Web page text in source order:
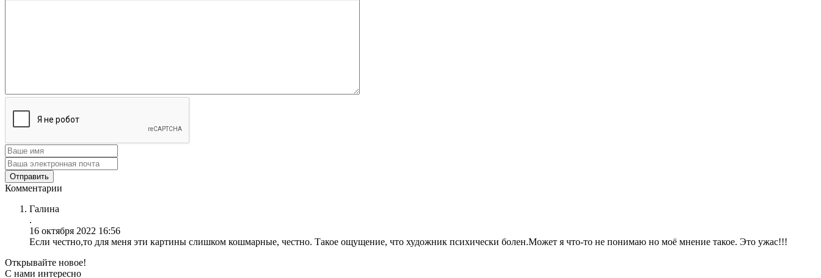
Комментарии
Галина
.
16 октября 2022 16:56
Если честно,то для меня эти картины слишком кошмарные, честно. Такое ощущение, что художник психически болен.Может я что-то не понимаю но моё мнение такое. Это ужас!!!
Открывайте новое!
С нами интересно